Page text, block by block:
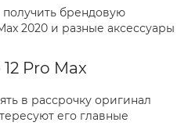
брендовую
2020 и разные аксессуары
Pro Max
в рассрочку оригинал
его главные